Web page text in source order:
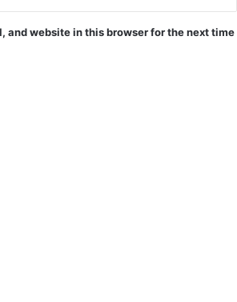
and website in this browser for the next time